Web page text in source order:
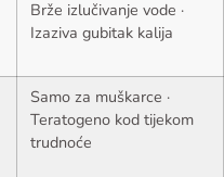
Brže izlučivanje vode ·
Izaziva gubitak kalija
Samo za muškarce ·
Teratogeno kod tijekom
trudnoće